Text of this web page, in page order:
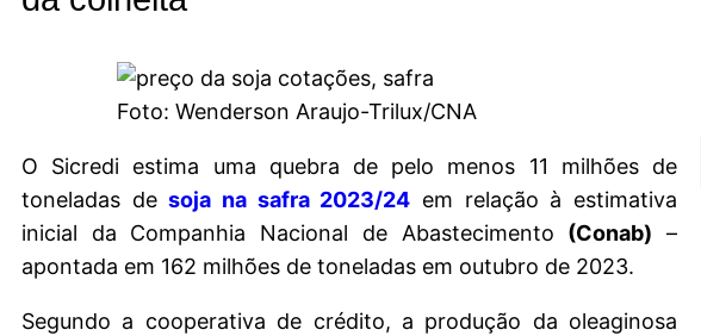
Foto: Wenderson Araujo-Trilux/CNA
O Sicredi estima uma quebra de pelo menos 11 milhões de
toneladas desoja na safra 2023/24 em relação à estimativa
inicial da Companhia Nacional de Abastecimento (Conab) –
apontada em 162 milhões de toneladas em outubro de 2023.
Segundo a cooperativa de crédito, a produção da oleaginosa